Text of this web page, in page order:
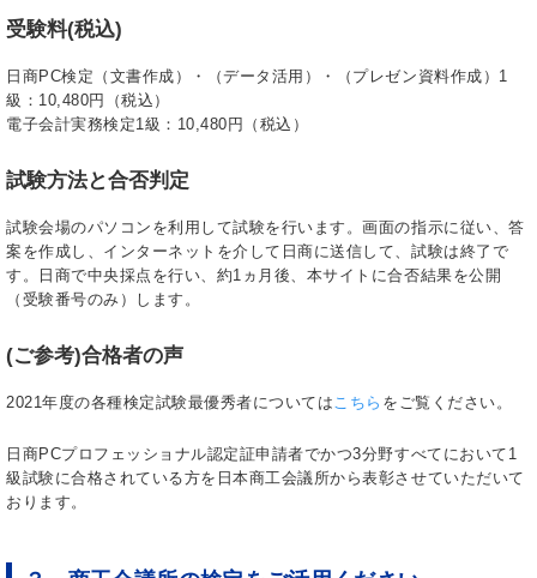
受験料(税込)
日商PC検定（文書作成）・（データ活用）・（プレゼン資料作成）1
級：10,480円（税込）
電子会計実務検定1級：10,480円（税込）
試験方法と合否判定
試験会場のパソコンを利用して試験を行います。画面の指示に従い、答
案を作成し、インターネットを介して日商に送信して、試験は終了で
す。日商で中央採点を行い、約1ヵ月後、本サイトに合否結果を公開
（受験番号のみ）します。
(ご参考)合格者の声
2021年度の各種検定試験最優秀者についてはこちら をご覧ください。
日商PCプロフェッショナル認定証申請者でかつ3分野すべてにおいて1
級試験に合格されている方を日本商工会議所から表彰させていただいて
おります。